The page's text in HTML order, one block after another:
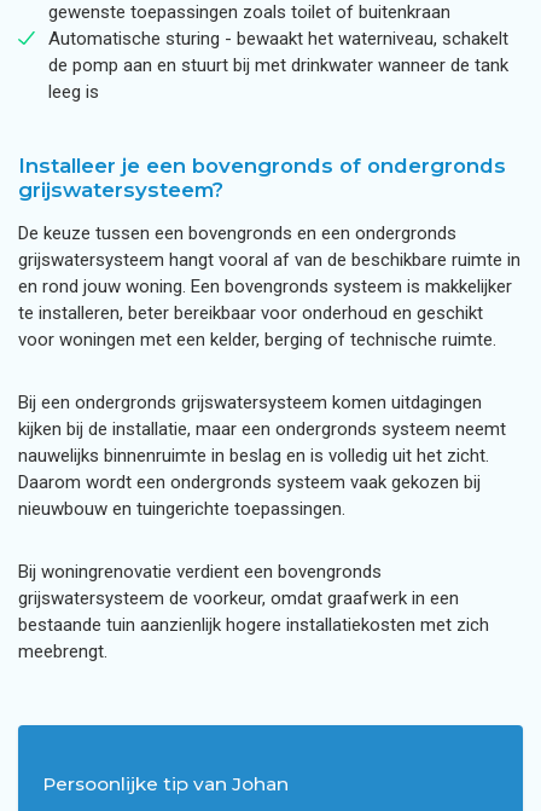
gewenste toepassingen zoals toilet of buitenkraan
Automatische sturing - bewaakt het waterniveau, schakelt
de pomp aan en stuurt bij met drinkwater wanneer de tank
leeg is
Installeer je een bovengronds of ondergronds
grijswatersysteem?
De keuze tussen een bovengronds en een ondergronds
grijswatersysteem hangt vooral af van de beschikbare ruimte in
en rond jouw woning. Een bovengronds systeem is makkelijker
te installeren, beter bereikbaar voor onderhoud en geschikt
voor woningen met een kelder, berging of technische ruimte.
Bij een ondergronds grijswatersysteem komen uitdagingen
kijken bij de installatie, maar een ondergronds systeem neemt
nauwelijks binnenruimte in beslag en is volledig uit het zicht.
Daarom wordt een ondergronds systeem vaak gekozen bij
nieuwbouw en tuingerichte toepassingen.
Bij woningrenovatie verdient een bovengronds
grijswatersysteem de voorkeur, omdat graafwerk in een
bestaande tuin aanzienlijk hogere installatiekosten met zich
meebrengt.
Persoonlijke tip van Johan